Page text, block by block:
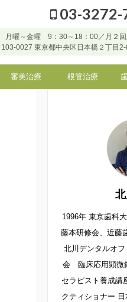
03-3272-
月曜～金曜 9：30～18：00／月２
103-0027 東京都中央区日本橋２丁目
審美治療 根管治療
1996年 東京歯科
藤本研修会、近藤
北川デンタルオ
会 臨床応用顕微
セラピスト養成講
クティショナー